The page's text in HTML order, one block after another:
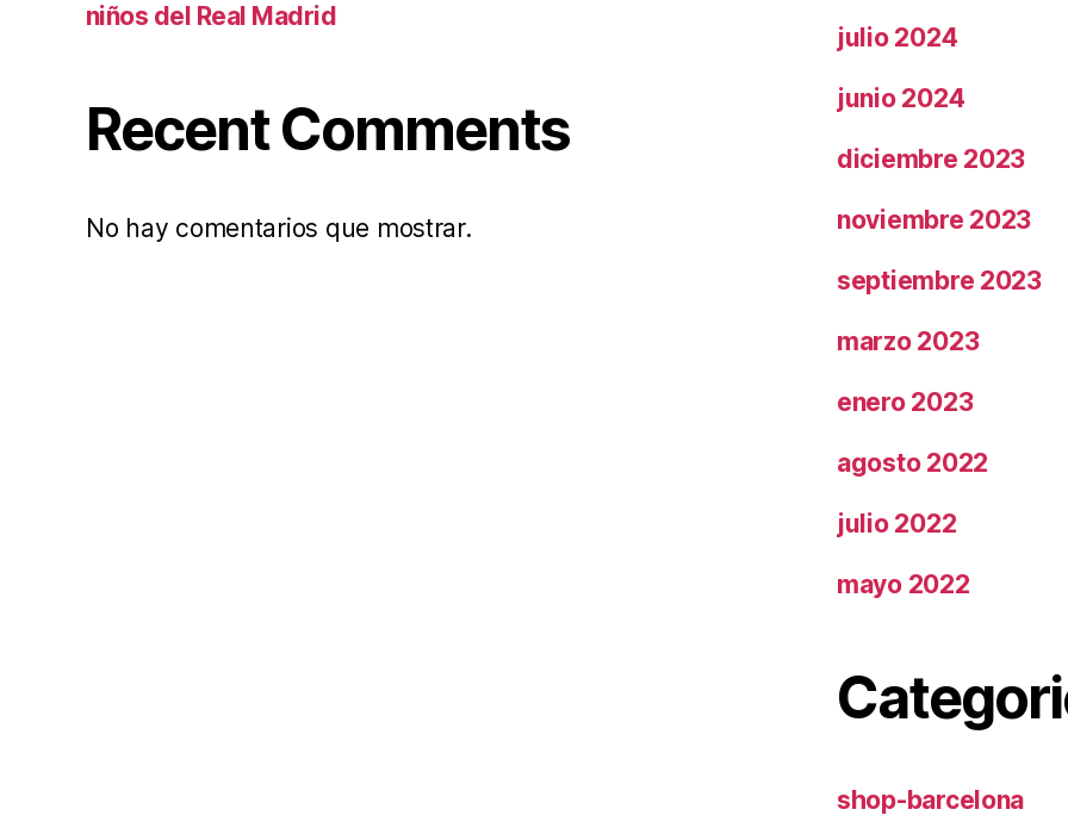
niños del Real Madrid
Recent Comments
No hay comentarios que mostrar.
julio 2024
junio 2024
diciembre 2023
noviembre 2023
septiembre 2023
marzo 2023
enero 2023
agosto 2022
julio 2022
mayo 2022
shop-barcelona